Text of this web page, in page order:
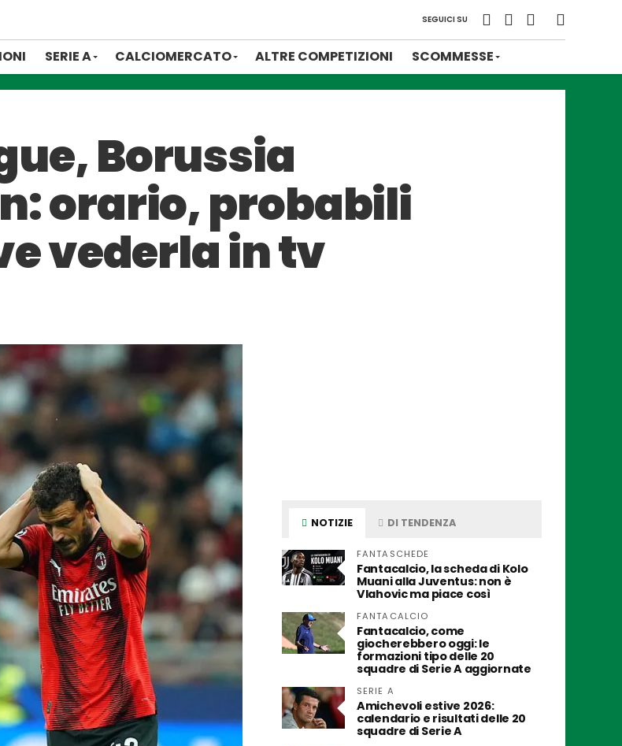
SEGUICI SU
SERIE A CALCIOMERCATO ALTRE COMPETIZIONI SCOMMESSE
Borussia
orario, probabili
vederla in tv
NOTIZIE DI TENDENZA
FANTASCHEDE
Fantacalcio, la scheda di Kolo
Muani alla Juventus: non è
Vlahovic ma piace così
FANTACALCIO
Fantacalcio, come
giocherebbero oggi: le
formazioni tipo delle 20
squadre di Serie A aggiornate
SERIE A
Amichevoli estive 2026:
calendario e risultati delle 20
squadre di Serie A